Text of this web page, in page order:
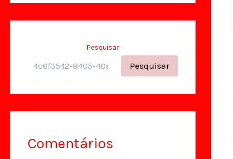
Pesquisar
Pesquisar
Comentários